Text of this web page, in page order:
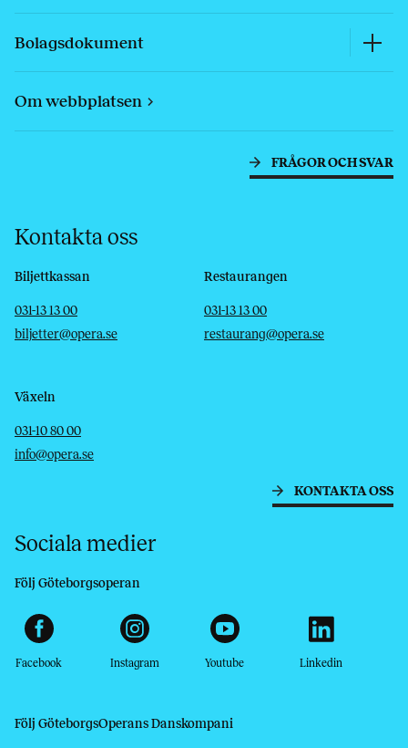
Bolagsdokument
Om webbplatsen
FRÅGOR OCH SVAR
Kontakta oss
Biljettkassan
Telefon
031-13 13 00
E-post
biljetter@opera.se
Restaurangen
Telefon
031-13 13 00
E-post
restaurang@opera.se
Växeln
Telefon
031-10 80 00
E-post
info@opera.se
KONTAKTA OSS
Sociala medier
Följ Göteborgsoperan
Facebook Instagram Youtube Linkedin
Följ GöteborgsOperans Danskompani